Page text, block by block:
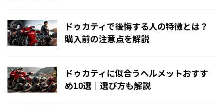
ドゥカティで後悔する人の特徴とは？
購入前の注意点を解説
ドゥカティに似合うヘルメットおすす
め10選｜選び方も解説